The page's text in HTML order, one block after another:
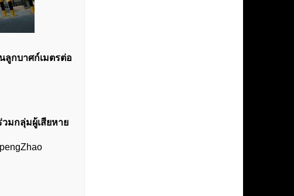
ลูกบาศก์เมตรต่อ
วมกลุ่มผู้เสียหาย